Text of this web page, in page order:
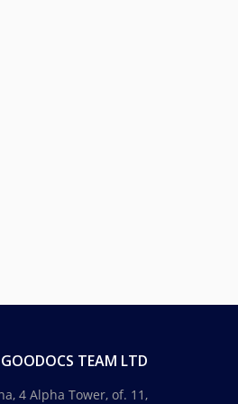
GOODOCS TEAM LTD
4 Alpha Tower, of. 11,